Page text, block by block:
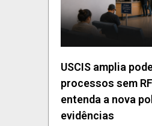
USCIS amplia
processos sem
entenda a nova
evidências